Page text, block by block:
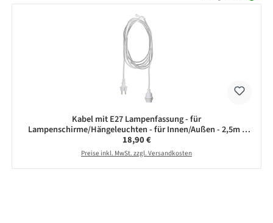
Kabel mit E27 Lampenfassung - für
Lampenschirme/Hängeleuchten - für Innen/Außen - 2,5m -
weiß
Regulärer Preis:
18,90 €
Preise inkl. MwSt. zzgl. Versandkosten